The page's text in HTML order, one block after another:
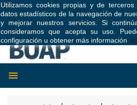
Utilizamos cookies propias y de
datos estadísticos de la navegación de
y mejorar nuestros servicios. Si
consideramos que acepta su uso.
configuración u obtener más información
